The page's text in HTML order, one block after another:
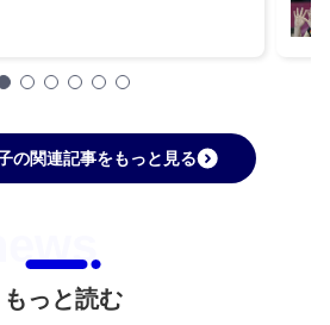
の関連記事をもっと見る
もっと読む